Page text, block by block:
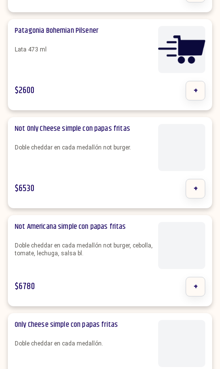
Patagonia Bohemian Pilsener
Lata 473 ml
$2600 +
Not Only Cheese simple con papas fritas
Doble cheddar en cada medallón not burger.
$6530 +
Not Americana simple con papas fritas
Doble cheddar en cada medallón not burger, cebolla,
tomate, lechuga, salsa bl.
$6780 +
Only Cheese simple con papas fritas
Doble cheddar en cada medallón.